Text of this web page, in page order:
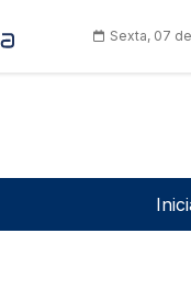
Sexta, 07